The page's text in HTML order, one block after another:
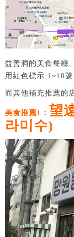
益善洞的美食餐廳
用紅色標示 1~10號
而其他補充推薦的
美食推薦1： 望
라미수)